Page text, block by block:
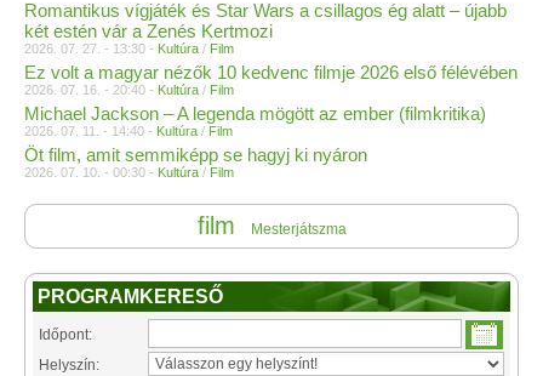
Romantikus vígjáték és Star Wars a csillagos ég alatt – újabb
két estén vár a Zenés Kertmozi
2026. 07. 27. - 13:30 - Kultúra / Film
Ez volt a magyar nézők 10 kedvenc filmje 2026 első félévében
2026. 07. 16. - 20:40 - Kultúra / Film
Michael Jackson – A legenda mögött az ember (filmkritika)
2026. 07. 11. - 14:40 - Kultúra / Film
Öt film, amit semmiképp se hagyj ki nyáron
2026. 07. 10. - 00:30 - Kultúra / Film
film Mesterjátszma
PROGRAMKERESŐ
Időpont:
Helyszín: